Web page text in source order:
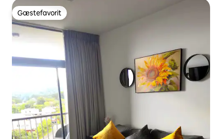
Gæstefavorit
Gæstefavorit